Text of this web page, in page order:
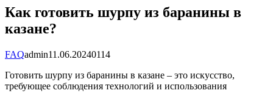
Как готовить шурпу из баранины в
казане?
FAQadmin11.06.20240114
Готовить шурпу из баранины в казане – это искусство,
требующее соблюдения технологий и использования